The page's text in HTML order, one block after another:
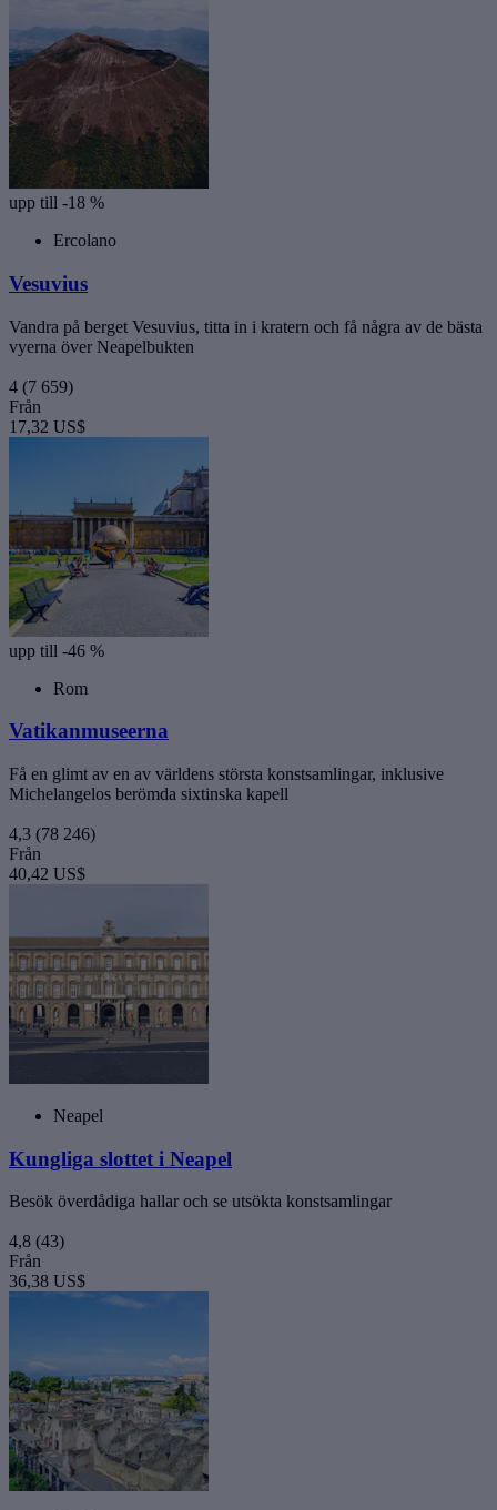
upp till -18 %
Ercolano
Vesuvius
Vandra på berget Vesuvius, titta in i kratern och få några av de bästa
vyerna över Neapelbukten
4 (7 659)
Från
17,32 US$
upp till -46 %
Rom
Vatikanmuseerna
Få en glimt av en av världens största konstsamlingar, inklusive
Michelangelos berömda sixtinska kapell
4,3 (78 246)
Från
40,42 US$
Neapel
Kungliga slottet i Neapel
Besök överdådiga hallar och se utsökta konstsamlingar
4,8 (43)
Från
36,38 US$